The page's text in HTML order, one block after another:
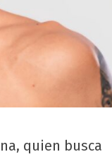
quien busca